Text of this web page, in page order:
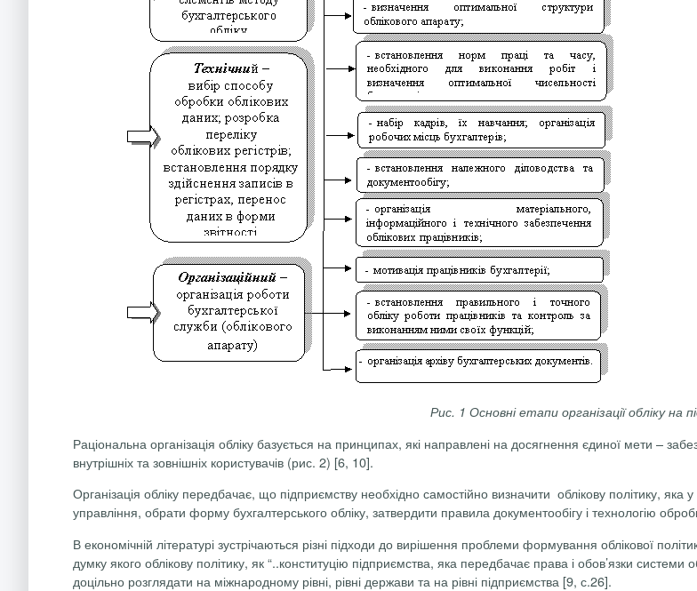
Рис. 1 Основні етапи організації обліку на
Раціональна організація обліку базується на принципах, які направлені на досягнення єдиної мети –
внутрішніх та зовнішніх користувачів (рис. 2) [6, 10].
Організація обліку передбачає, що підприємству необхідно самостійно визначити облікову політику,
управління, обрати форму бухгалтерського обліку, затвердити правила документообігу і технологію
В економічній літературі зустрічаються різні підходи до вирішення проблеми формування облікової
думку якого облікову політику, як “..конституцію підприємства, яка передбачає права і обов’язки
доцільно розглядати на міжнародному рівні, рівні держави та на рівні підприємства [9, с.26].